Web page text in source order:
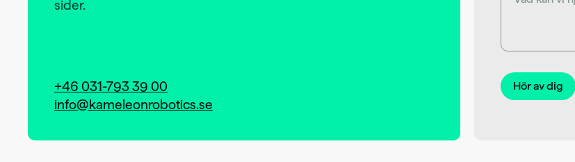
sider.
+46 031-793 39 00
info@kameleonrobotics.se
Hör av dig